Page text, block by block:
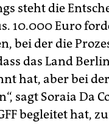
steht die
10.000 Euro
bei der die
das Land
hat, aber bei
sagt Soraia Da
begleitet hat,